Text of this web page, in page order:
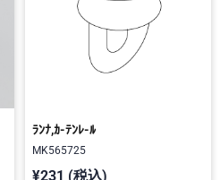
ﾗﾝﾅ,ｶ-ﾃﾝﾚ-ﾙ
MK565725
¥231 (税込)